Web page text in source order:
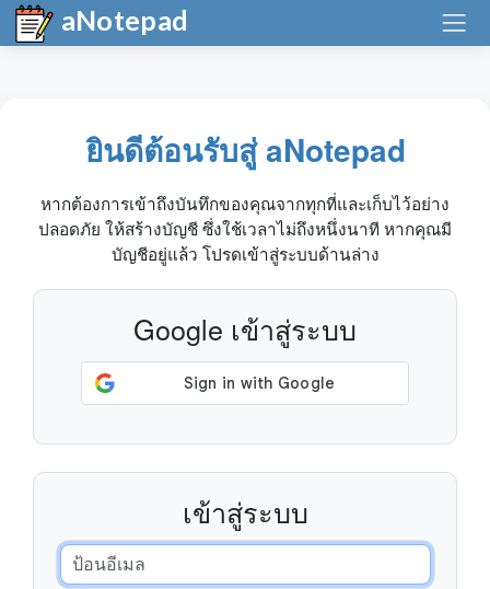
aNotepad
ยินดีต้อนรับสู่ aNotepad
หากต้องการเข้าถึงบันทึกของคุณจากทุกที่และเก็บไว้อย่าง
ปลอดภัย ให้สร้างบัญชี ซึ่งใช้เวลาไม่ถึงหนึ่งนาที หากคุณมี
บัญชีอยู่แล้ว โปรดเข้าสู่ระบบด้านล่าง
Google เข้าสู่ระบบ
เข้าสู่ระบบ